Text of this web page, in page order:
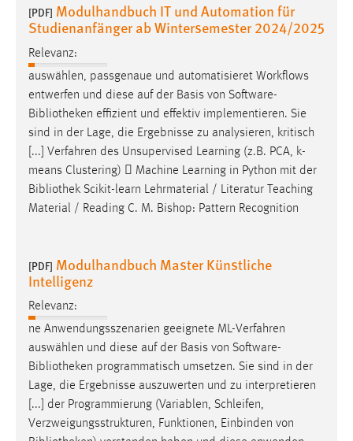
[PDF] Modulhandbuch IT und Automation für
Studienanfänger ab Wintersemester 2024/2025
Relevanz:
auswählen, passgenaue und automatisieret Workflows
entwerfen und diese auf der Basis von Software-
Bibliotheken effizient und effektiv implementieren. Sie
sind in der Lage, die Ergebnisse zu analysieren, kritisch
[...] Verfahren des Unsupervised Learning (z.B. PCA, k-
means Clustering)  Machine Learning in Python mit der
Bibliothek Scikit-learn Lehrmaterial / Literatur Teaching
Material / Reading C. M. Bishop: Pattern Recognition
[PDF] Modulhandbuch Master Künstliche
Intelligenz
Relevanz:
ne Anwendungsszenarien geeignete ML-Verfahren
auswählen und diese auf der Basis von Software-
Bibliotheken programmatisch umsetzen. Sie sind in der
Lage, die Ergebnisse auszuwerten und zu interpretieren
[...] der Programmierung (Variablen, Schleifen,
Verzweigungsstrukturen, Funktionen, Einbinden von